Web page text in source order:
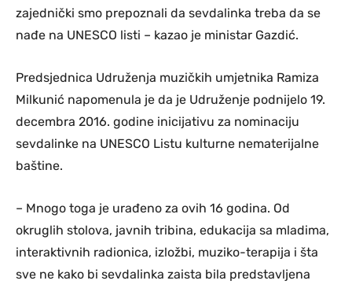
zajednički smo prepoznali da sevdalinka treba da se
nađe na UNESCO listi – kazao je ministar Gazdić.
Predsjednica Udruženja muzičkih umjetnika Ramiza
Milkunić napomenula je da je Udruženje podnijelo 19.
decembra 2016. godine inicijativu za nominaciju
sevdalinke na UNESCO Listu kulturne nematerijalne
baštine.
– Mnogo toga je urađeno za ovih 16 godina. Od
okruglih stolova, javnih tribina, edukacija sa mladima,
interaktivnih radionica, izložbi, muziko-terapija i šta
sve ne kako bi sevdalinka zaista bila predstavljena